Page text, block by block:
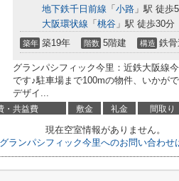
地下鉄千日前線 「 小路 」駅 徒歩
大阪環状線 「 桃谷 」駅 徒歩30分
築年 築19年 階数 5階建 構造 鉄
グランパシフィック今里：近鉄大阪線
です♪駐車場まで100mの物件、いかが
デザイ...
・共益費 敷金 礼金 間取り
現在空室情報がありません。
グランパシフィック今里へのお問い合わせ